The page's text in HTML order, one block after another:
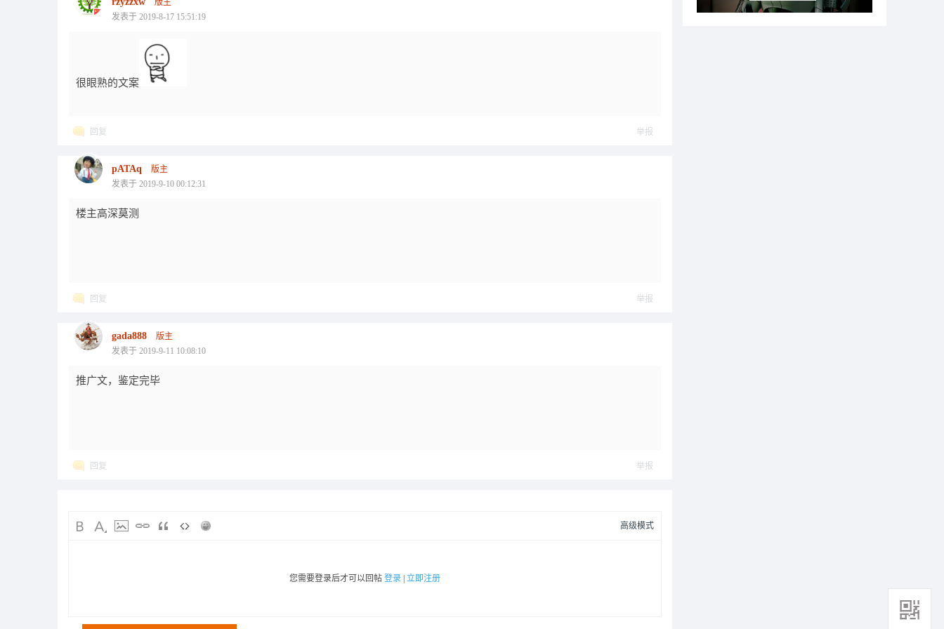
版主
发表于 2019-8-17 15:51:19
很眼熟的文案
回复 举报
pATAq
版主
发表于 2019-9-10 00:12:31
楼主高深莫测
回复 举报
gada888
版主
发表于 2019-9-11 10:08:10
推广文，鉴定完毕
回复 举报
高级模式
您需要登录后才可以回帖 登录 立即注册